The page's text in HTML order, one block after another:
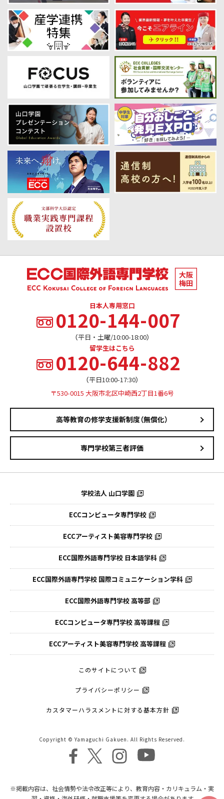
日本人専用窓口
0120-144-007
（平日・土曜/10:00-18:00）
留学生はこちら
0120-644-882
（平日10:00-17:30）
〒530-0015 大阪市北区中崎西2丁目1番6号
高等教育の修学支援新制度（無償化）
専門学校第三者評価
学校法人 山口学園
ECCコンピュータ専門学校
ECCアーティスト美容専門学校
ECC国際外語専門学校 日本語学科
ECC国際外語専門学校 国際コミュニケーション学科
ECC国際外語専門学校 高等部
ECCコンピュータ専門学校 高等課程
ECCアーティスト美容専門学校 高等課程
このサイトについて
プライバシーポリシー
カスタマーハラスメントに対する基本方針
Copyright © Yamaguchi Gakuen. All Rights Reserved.
※掲載内容は、社会情勢や法令改正等により、教育内容・カリキュラム・実